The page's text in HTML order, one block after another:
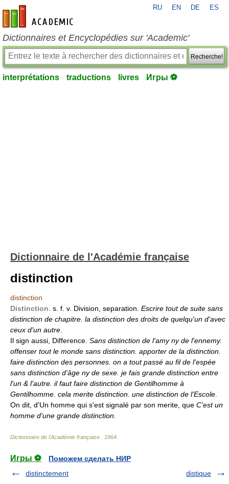
fr-academic.com
RU EN DE ES
Dictionnaires et Encyclopédies sur 'Academic'
Recherche!
interprétations traductions livres Игры ⚽
Dictionnaire de l'Académie française
distinction
distinction
Distinction . s. f. v. Division, separation. Escrire tout de suite sans
distinction de chapitre. la distinction des droits de quelqu'un d'avec
ceux d'un autre
Il sign aussi, Difference. Sans distinction de l'amy ny de l'ennemy.
offenser tout le monde sans distinction. apporter de la distinction.
faire distinction des personnes. on a tout passé au fil de l'espée
sans distinction d'âge ny de sexe. je fais grande distinction entre
l'un & l'autre. il faut faire distinction de Gentilhomme à
Gentilhomme. cela merite distinction. une distinction de l'Escole
On dit, d'Un homme qui s'est signalé par son merite, que C'est un
homme d'une grande distinction
Dictionnaire de l'Académie française 1964
Игры ⚽
Поможем сделать НИР
distinctement
distique